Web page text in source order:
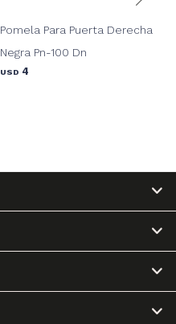
Pomela Para Puerta Derecha
Negra Pn-100 Dn
USD 4